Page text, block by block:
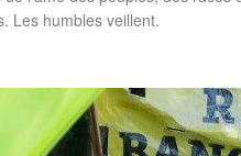
Les humbles veillent.